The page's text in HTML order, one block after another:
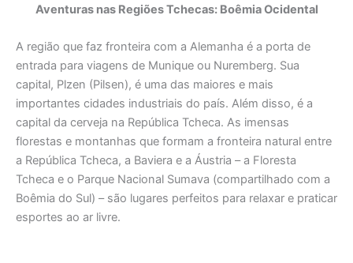
Aventuras nas Regiões Tchecas: Boêmia Ocidental
A região que faz fronteira com a Alemanha é a porta de
entrada para viagens de Munique ou Nuremberg. Sua
capital, Plzen (Pilsen), é uma das maiores e mais
importantes cidades industriais do país. Além disso, é a
capital da cerveja na República Tcheca. As imensas
florestas e montanhas que formam a fronteira natural entre
a República Tcheca, a Baviera e a Áustria – a Floresta
Tcheca e o Parque Nacional Sumava (compartilhado com a
Boêmia do Sul) – são lugares perfeitos para relaxar e praticar
esportes ao ar livre.